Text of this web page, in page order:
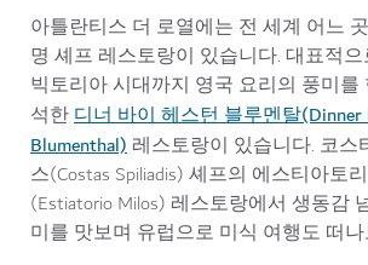
아틀란티스 더 로열에는 전 세계 어느
명 셰프 레스토랑이 있습니다. 대표적
빅토리아 시대까지 영국 요리의 풍미를
석한디너 바이 헤스턴 블루멘탈(Dinner
Blumenthal) 레스토랑이 있습니다. 코스
스(Costas Spiliadis) 셰프의 에스티아토
(Estiatorio Milos) 레스토랑에서 생동감
미를 맛보며 유럽으로 미식 여행도 떠